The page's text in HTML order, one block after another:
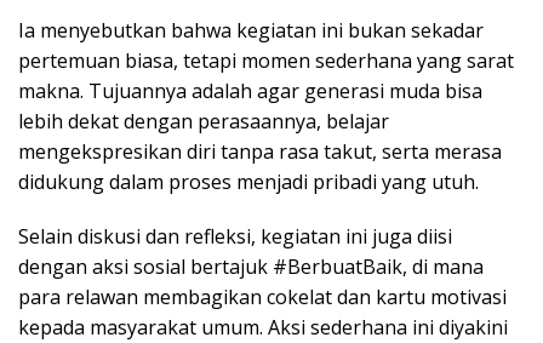
Ia menyebutkan bahwa kegiatan ini bukan sekadar
pertemuan biasa, tetapi momen sederhana yang sarat
makna. Tujuannya adalah agar generasi muda bisa
lebih dekat dengan perasaannya, belajar
mengekspresikan diri tanpa rasa takut, serta merasa
didukung dalam proses menjadi pribadi yang utuh.
Selain diskusi dan refleksi, kegiatan ini juga diisi
dengan aksi sosial bertajuk #BerbuatBaik, di mana
para relawan membagikan cokelat dan kartu motivasi
kepada masyarakat umum. Aksi sederhana ini diyakini